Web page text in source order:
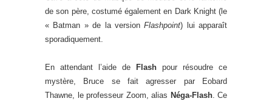
de son père, costumé également en Dark Knight (le
« Batman » de la versionFlashpoint) lui apparaît
sporadiquement.
En attendant l’aide de Flash pour résoudre ce
mystère, Bruce se fait agresser par Eobard
Thawne, le professeur Zoom, alias Néga-Flash. Ce